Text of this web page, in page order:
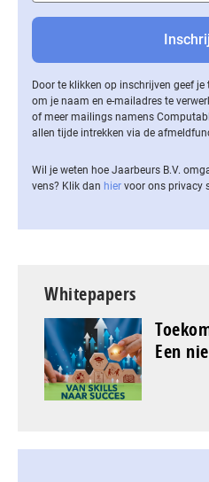
Door te klikken op inschrijven geef
om je naam en e-mailadres te
of meer mailings namens
allen tijde intrekken via de
Wil je weten hoe Jaarbeurs B.V.
vens? Klik dan hier voor ons privacy
Whitepapers
Een